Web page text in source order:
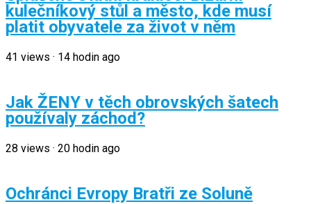
kulečníkový stůl a město, kde musí
platit obyvatele za život v něm
41 views · 14 hodin ago
Jak ŽENY v těch obrovských šatech
používaly záchod?
28 views · 20 hodin ago
Ochránci Evropy Bratři ze Soluně